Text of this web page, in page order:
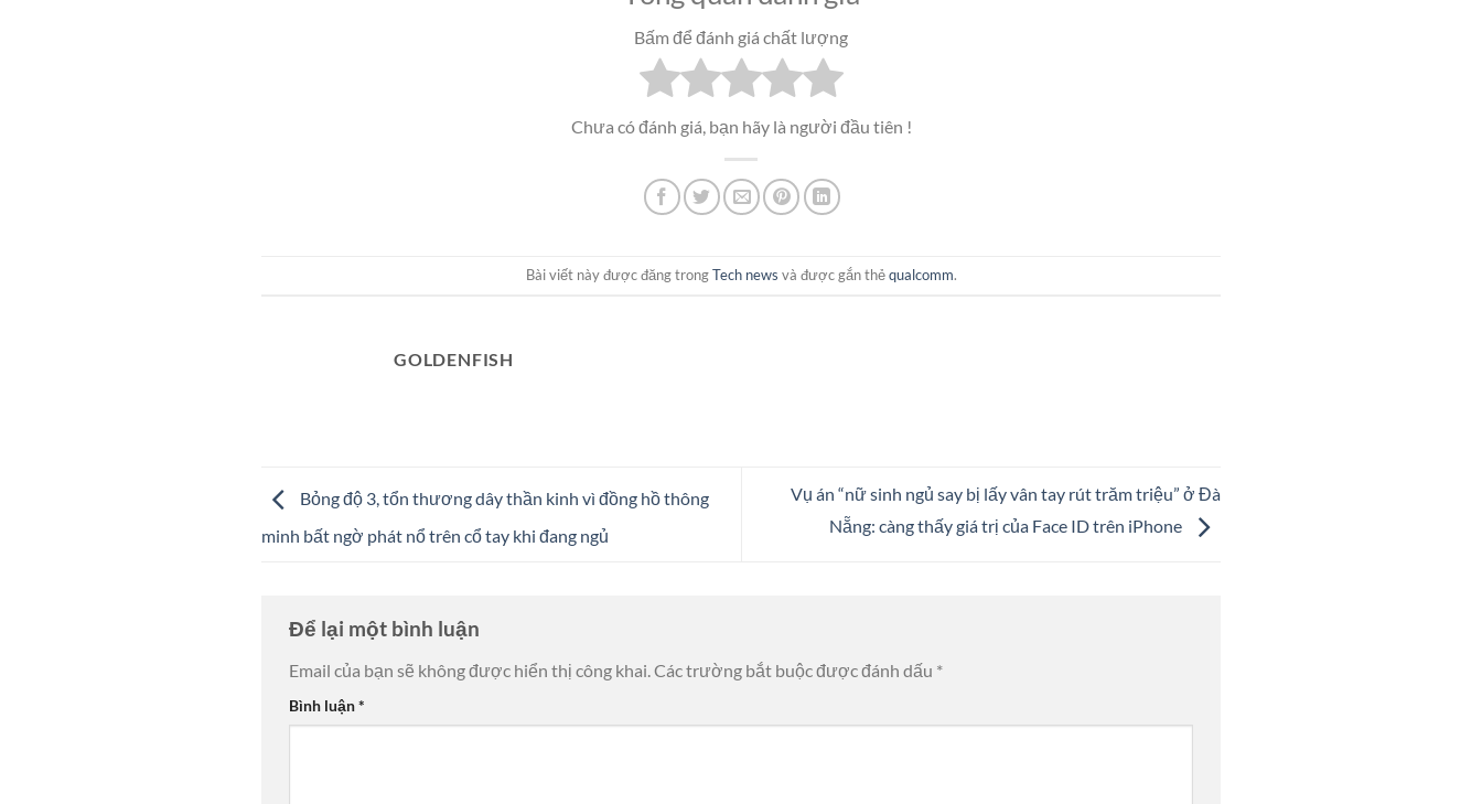
Bấm để đánh giá chất lượng
Chưa có đánh giá, bạn hãy là người đầu tiên !
Bài viết này được đăng trongTech news và được gắn thẻqualcomm.
GOLDENFISH
Bỏng độ 3, tổn thương dây thần kinh vì đồng hồ thông
minh bất ngờ phát nổ trên cổ tay khi đang ngủ
Vụ án “nữ sinh ngủ say bị lấy vân tay rút trăm triệu” ở Đà
Nẵng: càng thấy giá trị của Face ID trên iPhone
Để lại một bình luận
Email của bạn sẽ không được hiển thị công khai.Các trường bắt buộc được đánh dấu *
Bình luận*